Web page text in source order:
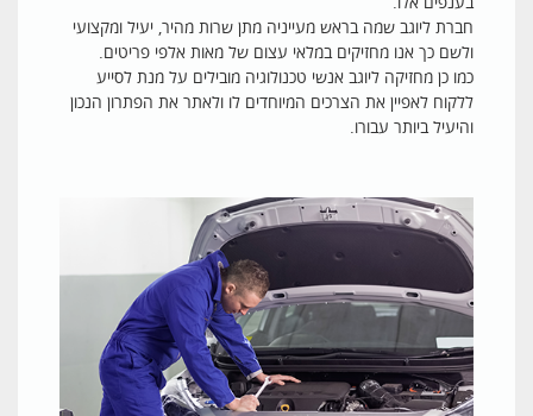
חברת ליוגב שמה בראש מעייניה מתן שרות מהיר, יעיל ומקצועי
ולשם כך אנו מחזיקים במלאי עצום של מאות אלפי פריטים.
כמו כן מחזיקה ליוגב אנשי טכנולוגיה מובילים על מנת לסייע
ללקוח לאפיין את הצרכים המיוחדים לו ולאתר את הפתרון הנכון
והיעיל ביותר עבורו.